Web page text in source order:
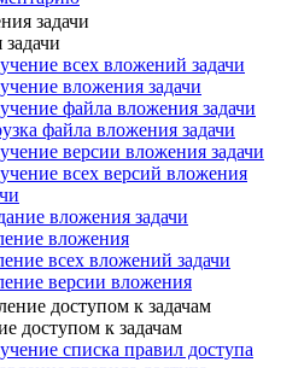
задачи
всех вложений задачи
вложения задачи
файла вложения задачи
файла вложения задачи
версии вложения задачи
всех версий вложения
вложения задачи
вложения
всех вложений задачи
версии вложения
доступом к задачам
доступом к задачам
списка правил доступа